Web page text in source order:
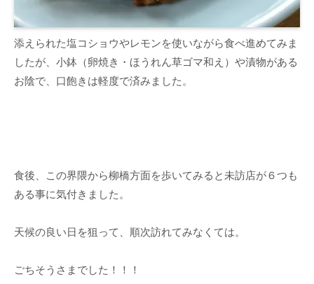
添えられた塩コショウやレモンを使いながら食べ進めてみま
したが、小鉢（卵焼き・ほうれん草ゴマ和え）や漬物がある
お陰で、口飽きは軽度で済みました。
食後、この界隈から柳橋方面を歩いてみると未訪店が６つも
ある事に気付きました。
天候の良い日を狙って、順次訪れてみなくては。
ごちそうさまでした！！！